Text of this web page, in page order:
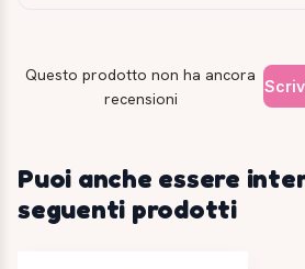
Questo prodotto non ha ancora
recensioni
Puoi anche essere
seguenti prodotti